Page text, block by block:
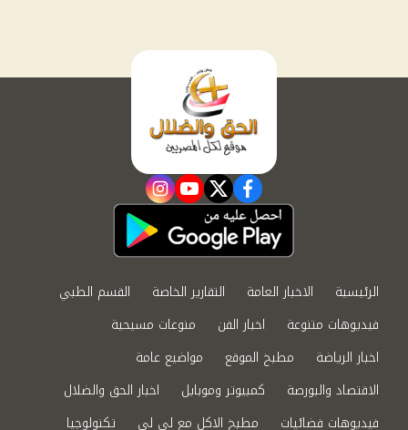
facebook
twitter
youtube
instagram
الرئيسية الاخبار العامة التقارير الخاصة
القسم الطبي
فيديوهات متنوعة
اخبار الفن
منوعات مسيحية
اخبار الرياضة
مطبخ الموقع
مواضيع عامة
الاقتصاد والبورصة
كمبيوتر وموبايل
اخبار الحق والضلال
فيديوهات فضائيات
مطبخ الاكل مع لى لى تكنولوجيا